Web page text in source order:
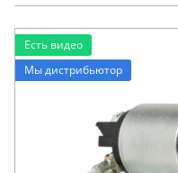
Есть видео
Мы дистрибьютор